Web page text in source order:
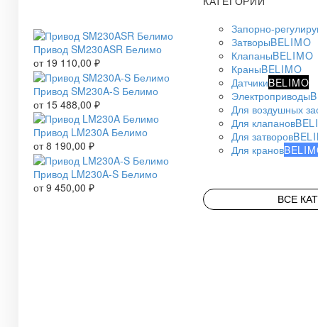
Привод SM230ASR Белимо
от 19 110,00 ₽
Привод SM230A-S Белимо
от 15 488,00 ₽
Привод LM230A Белимо
от8 190,00 ₽
Привод LM230A-S Белимо
от9 450,00 ₽
Запорно-
ЗатворыBELIMO
КлапаныBELIMO
КраныBELIMO
ДатчикиBELIMO
Электроприводы
Для воздушных
Для клапанов
Для затворов
Для кранов
ВСЕ